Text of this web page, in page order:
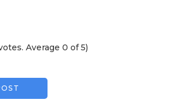
. Average 0 of 5)